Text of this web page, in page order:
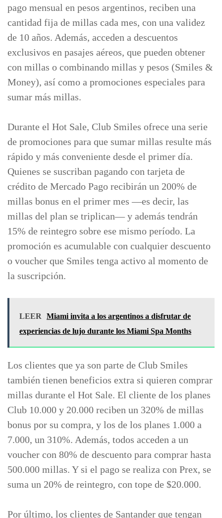
pago mensual en pesos argentinos, reciben una
cantidad fija de millas cada mes, con una validez
de 10 años. Además, acceden a descuentos
exclusivos en pasajes aéreos, que pueden obtener
con millas o combinando millas y pesos (Smiles &
Money), así como a promociones especiales para
sumar más millas.
Durante el Hot Sale, Club Smiles ofrece una serie
de promociones para que sumar millas resulte más
rápido y más conveniente desde el primer día.
Quienes se suscriban pagando con tarjeta de
crédito de Mercado Pago recibirán un 200% de
millas bonus en el primer mes —es decir, las
millas del plan se triplican— y además tendrán
15% de reintegro sobre ese mismo período. La
promoción es acumulable con cualquier descuento
o voucher que Smiles tenga activo al momento de
la suscripción.
LEER
Miami invita a los argentinos a disfrutar de
experiencias de lujo durante los Miami Spa Months
Los clientes que ya son parte de Club Smiles
también tienen beneficios extra si quieren comprar
millas durante el Hot Sale. El cliente de los planes
Club 10.000 y 20.000 reciben un 320% de millas
bonus por su compra, y los de los planes 1.000 a
7.000, un 310%. Además, todos acceden a un
voucher con 80% de descuento para comprar hasta
500.000 millas. Y si el pago se realiza con Prex, se
suma un 20% de reintegro, con tope de $20.000.
Por último, los clientes de Santander que tengan